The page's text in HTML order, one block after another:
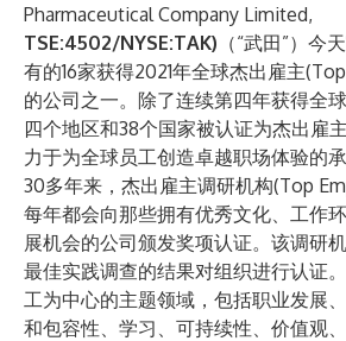
Pharmaceutical Company Limited,
TSE:4502/NYSE:TAK) （“武田”）今
有的16家获得2021年全球杰出雇主
的公司之一。除了连续第四年获得全
四个地区和38个国家被认证为杰出雇
力于为全球员工创造卓越职场体验的承
30多年来，杰出雇主调研机构(Top
每年都会向那些拥有优秀文化、工作
展机会的公司颁发奖项认证。该调研
最佳实践调查的结果对组织进行认证
工为中心的主题领域，包括职业发展
和包容性、学习、可持续性、价值观